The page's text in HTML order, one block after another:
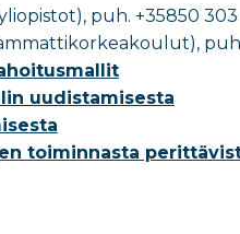
puh. +35850
uudistamisesta
toiminnasta